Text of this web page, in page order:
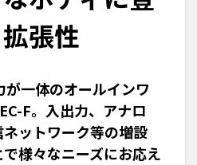
張性
一体のオールインワ
F。入出力、アナロ
ットワーク等の増設
様々なニーズにお応え